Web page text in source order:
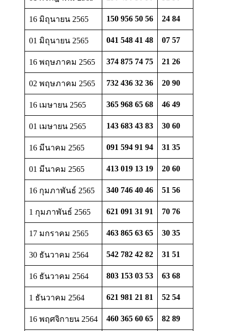
16 มิถุนายน 2565 150 956 50 56 24 84
01 มิถุนายน 2565 041 548 41 48 07 57
16 พฤษภาคม 2565 374 875 74 75 21 26
02 พฤษภาคม 2565 732 436 32 36 20 90
16 เมษายน 2565 365 968 65 68 46 49
01 เมษายน 2565 143 683 43 83 30 60
16 มีนาคม 2565 091 594 91 94 31 35
01 มีนาคม 2565 413 019 13 19 20 60
16 กุมภาพันธ์ 2565 340 746 40 46 51 56
1 กุมภาพันธ์ 2565 621 091 31 91 70 76
17 มกราคม 2565 463 865 63 65 30 35
30 ธันวาคม 2564 542 782 42 82 31 51
16 ธันวาคม 2564 803 153 03 53 63 68
1 ธันวาคม 2564 621 981 21 81 52 54
16 พฤศจิกายน 2564 460 365 60 65 82 89